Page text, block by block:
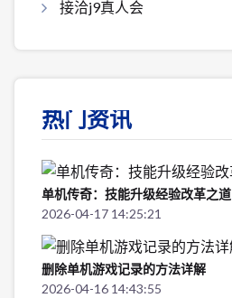
接洽j9真人会
热门资讯
单机传奇：技能升级经验改革之道
2026-04-17 14:25:21
删除单机游戏记录的方法详解
2026-04-16 14:43:55